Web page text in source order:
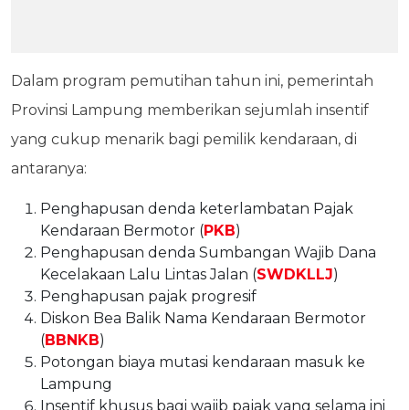
Dalam program pemutihan tahun ini, pemerintah
Provinsi Lampung memberikan sejumlah insentif
yang cukup menarik bagi pemilik kendaraan, di
antaranya:
Penghapusan denda keterlambatan Pajak
Kendaraan Bermotor (PKB)
Penghapusan denda Sumbangan Wajib Dana
Kecelakaan Lalu Lintas Jalan (SWDKLLJ)
Penghapusan pajak progresif
Diskon Bea Balik Nama Kendaraan Bermotor
(BBNKB)
Potongan biaya mutasi kendaraan masuk ke
Lampung
Insentif khusus bagi wajib pajak yang selama ini